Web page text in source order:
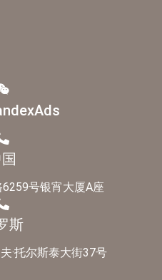
6259号银宵大厦A座
斯
·托尔斯泰大街37号